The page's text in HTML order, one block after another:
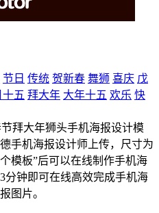
节日 传统 贺新春 舞狮 喜庆 戊
十五 拜大年 大年十五 欢乐 快
拜大年狮头手机海报设计模
手机海报设计师上传，尺寸为
模板”后可以在线制作手机海
分钟即可在线高效完成手机海
图片。